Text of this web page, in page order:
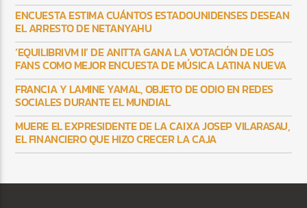
ENCUESTA ESTIMA CUÁNTOS ESTADOUNIDENSES DESEAN
EL ARRESTO DE NETANYAHU
‘EQUILIBRIVM II’ DE ANITTA GANA LA VOTACIÓN DE LOS
FANS COMO MEJOR ENCUESTA DE MÚSICA LATINA NUEVA
FRANCIA Y LAMINE YAMAL, OBJETO DE ODIO EN REDES
SOCIALES DURANTE EL MUNDIAL
MUERE EL EXPRESIDENTE DE LA CAIXA JOSEP VILARASAU,
EL FINANCIERO QUE HIZO CRECER LA CAJA